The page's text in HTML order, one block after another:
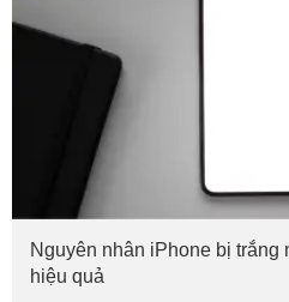
Nguyên nhân iPhone bị trắng
hiệu quả